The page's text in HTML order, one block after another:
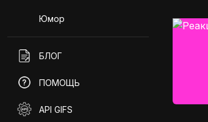
Юмор
БЛОГ
ПОМОЩЬ
API GIFS